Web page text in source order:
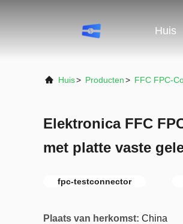
Huis
Huis> Producten> FFC FPC-
Elektronica FFC
met platte vaste
fpc-testconnector
Plaats van herkomst: China